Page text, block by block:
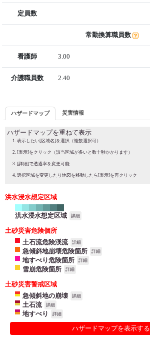
定員数
常勤換算職員数
看護師 3.00
介護職員数 2.40
ハザードマップ 災害情報
ハザードマップを重ねて表示
表示したい[区域名]を選択（複数選択可）
[表示]をクリック（該当区域が多いと数十秒かかります）
[詳細]で透過率を変更可能
選択区域を変更したり地図を移動したら[表示]を再クリック
洪水浸水想定区域
洪水浸水想定区域 詳細
土砂災害危険個所
土石流危険渓流
詳細
急傾斜地崩壊危険箇所 詳細
地すべり危険箇所 詳細
雪崩危険箇所 詳細
土砂災害警戒区域
急傾斜地の崩壊
詳細
土石流 詳細
地すべり 詳細
ハザードマップを表示する